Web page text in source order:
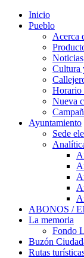
Inicio
Pueblo
Acerca
Noticias
Cultura
Horario
Nueva
Ayuntamiento
Sede
ABONOS /
La memoria
Fondo
Buzón
Rutas